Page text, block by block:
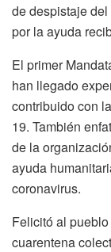
de despistaje
por la ayuda
El primer
han llegado
contribuido con
19. También
de la
ayuda
coronavirus.
Felicitó al
cuarentena